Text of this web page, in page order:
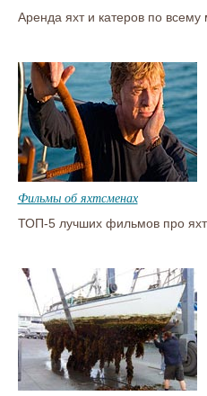
Аренда яхт и катеров по
Фильмы об яхтсменах
ТОП-5 лучших фильмов про